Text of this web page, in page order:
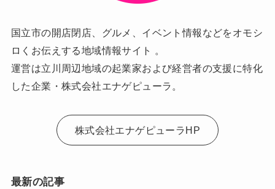
国立市の開店閉店、グルメ、イベント情報などをオモシ
ロくお伝えする地域情報サイト 。
運営は立川周辺地域の起業家および経営者の支援に特化
した企業・株式会社エナゲピューラ。
株式会社エナゲピューラHP
最新の記事